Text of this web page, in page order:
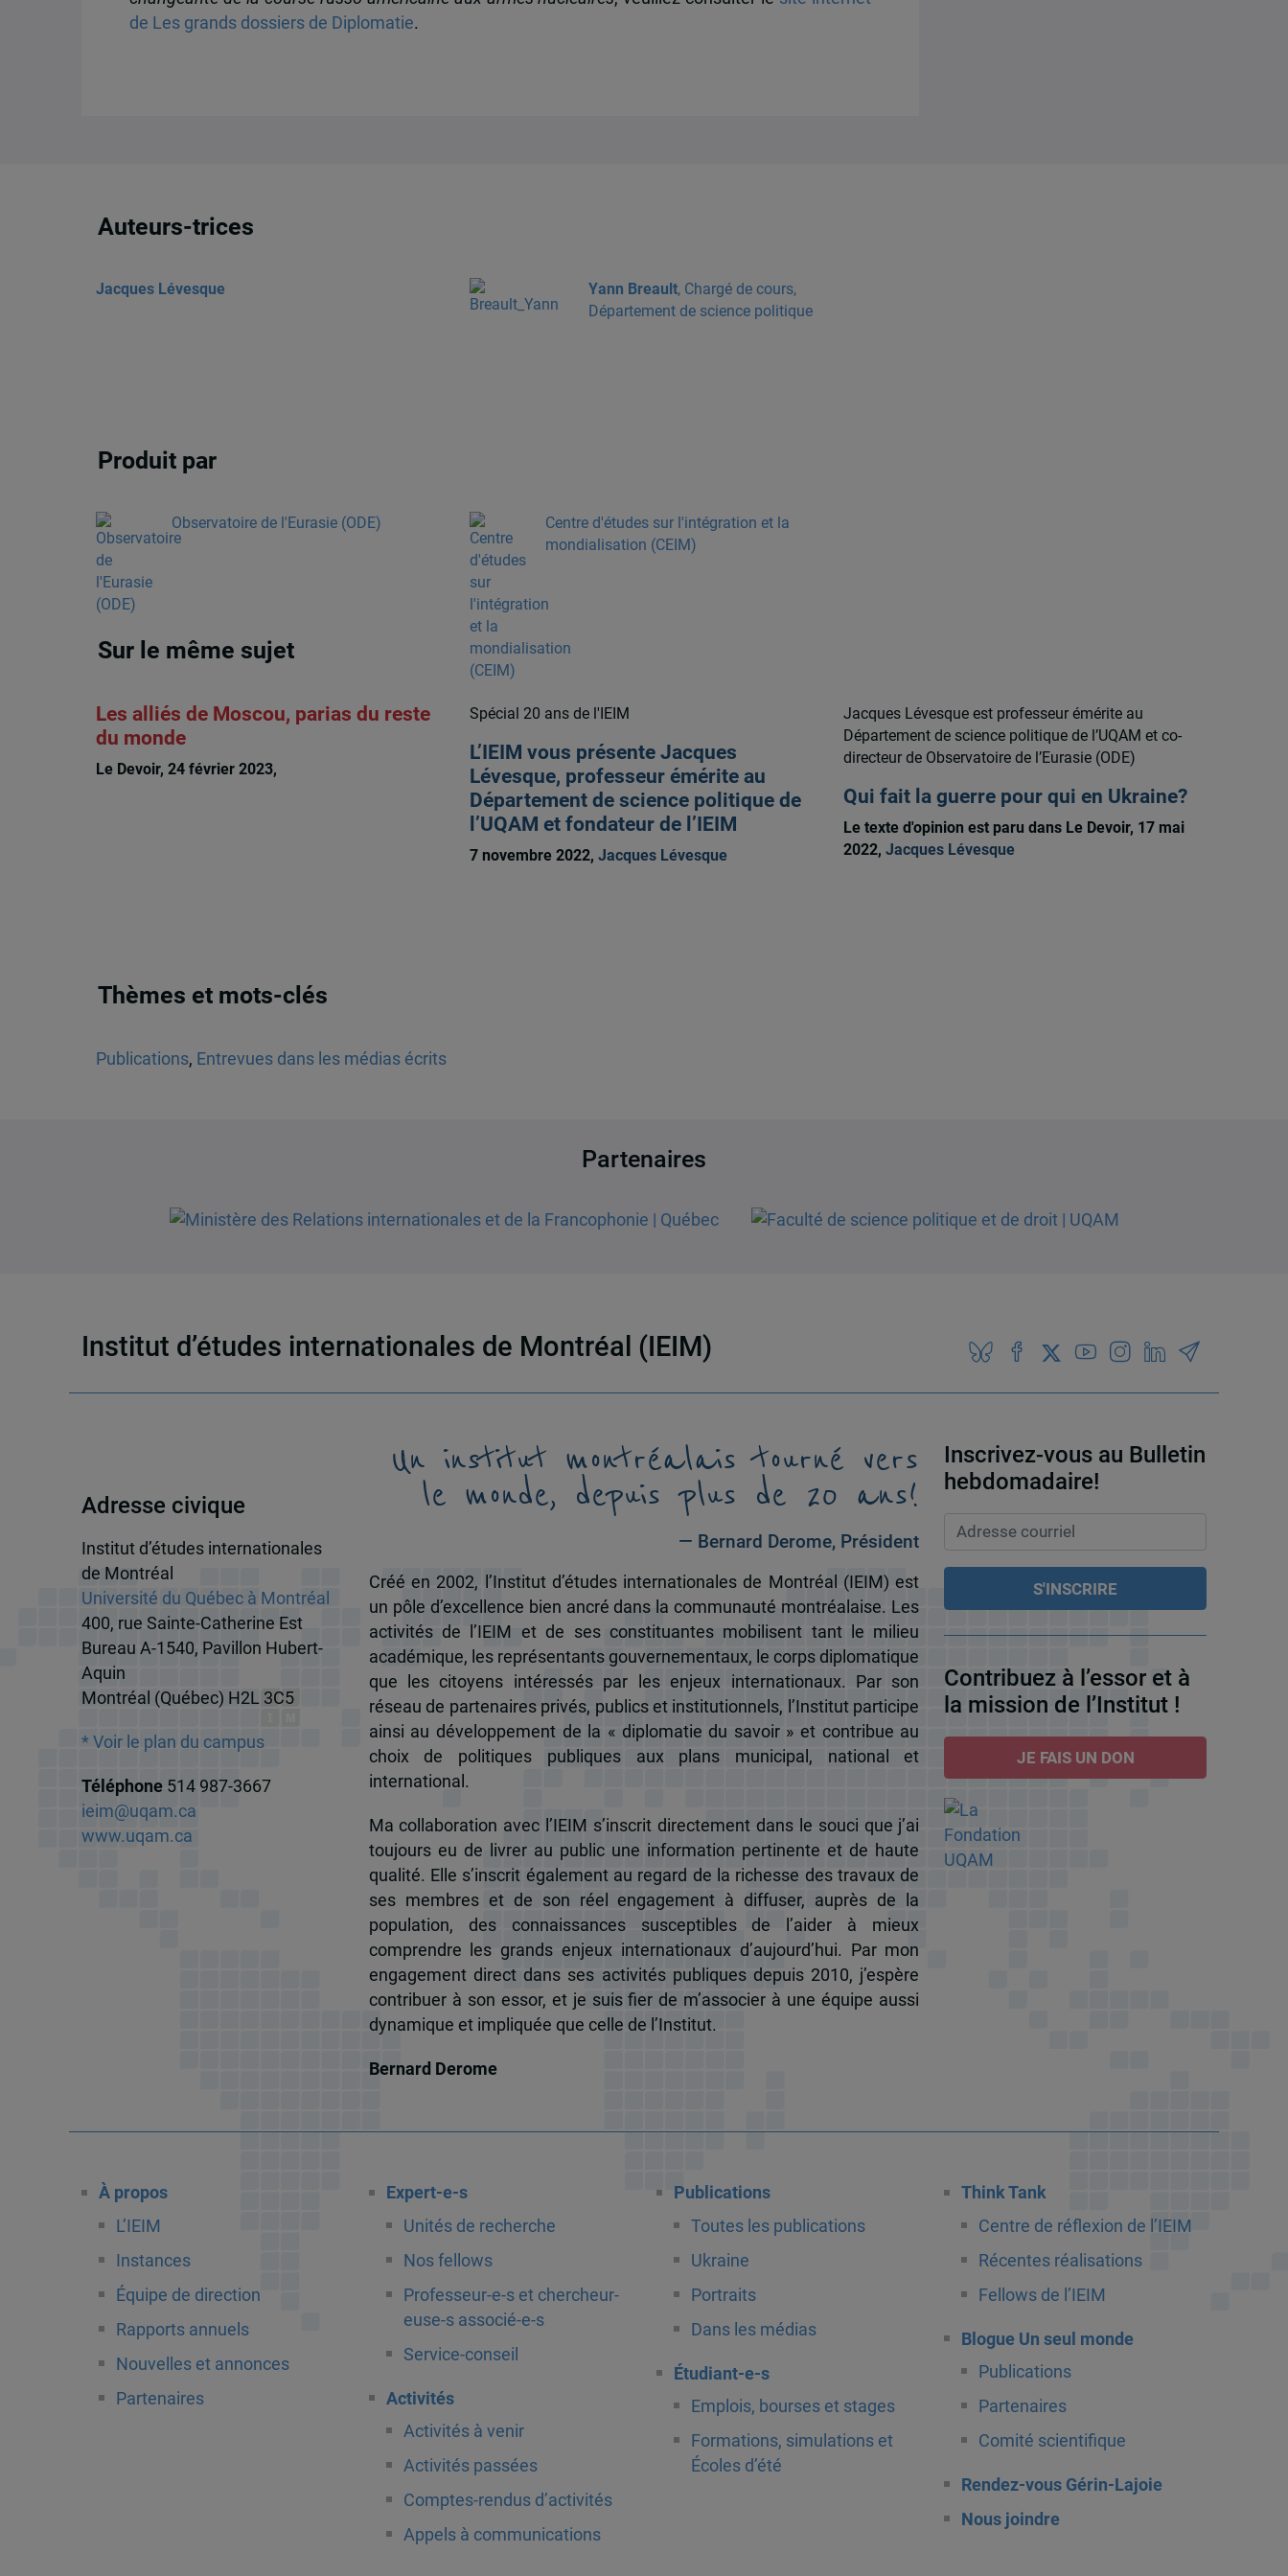
de Les grands dossiers de Diplomatie.
Auteurs-trices
Jacques Lévesque Yann Breault, Chargé de cours,
Département de science politique
Produit par
Observatoire de l'Eurasie (ODE)
Centre d'études sur l'intégration et la
mondialisation (CEIM)
Sur le même sujet
Les alliés de Moscou, parias du reste
du monde
Le Devoir, 24 février 2023,
Spécial 20 ans de l'IEIM
L’IEIM vous présente Jacques
Lévesque, professeur émérite au
Département de science politique de
l’UQAM et fondateur de l’IEIM
7 novembre 2022, Jacques Lévesque
Jacques Lévesque est professeur émérite au
Département de science politique de l’UQAM et co-
directeur de Observatoire de l’Eurasie (ODE)
Qui fait la guerre pour qui en Ukraine?
Le texte d'opinion est paru dans Le Devoir, 17 mai
2022, Jacques Lévesque
Thèmes et mots-clés
Publications, Entrevues dans les médias écrits
Partenaires
Institut d’études internationales de Montréal (IEIM)
Adresse civique
Institut d’études internationales
de Montréal
Université du Québec à Montréal
400, rue Sainte-Catherine Est
Bureau A-1540, Pavillon Hubert-
Aquin
Montréal (Québec) H2L 3C5
* Voir le plan du campus
Téléphone 514 987-3667
ieim@uqam.ca
www.uqam.ca
Un institut montréalais tourné vers
le monde, depuis plus de 20 ans!
— Bernard Derome, Président
Créé en 2002, l’Institut d’études internationales de Montréal (IEIM) est
un pôle d’excellence bien ancré dans la communauté montréalaise. Les
activités de l’IEIM et de ses constituantes mobilisent tant le milieu
académique, les représentants gouvernementaux, le corps diplomatique
que les citoyens intéressés par les enjeux internationaux. Par son
réseau de partenaires privés, publics et institutionnels, l’Institut participe
ainsi au développement de la « diplomatie du savoir » et contribue au
choix de politiques publiques aux plans municipal, national et
international.
Ma collaboration avec l’IEIM s’inscrit directement dans le souci que j’ai
toujours eu de livrer au public une information pertinente et de haute
qualité. Elle s’inscrit également au regard de la richesse des travaux de
ses membres et de son réel engagement à diffuser, auprès de la
population, des connaissances susceptibles de l’aider à mieux
comprendre les grands enjeux internationaux d’aujourd’hui. Par mon
engagement direct dans ses activités publiques depuis 2010, j’espère
contribuer à son essor, et je suis fier de m’associer à une équipe aussi
dynamique et impliquée que celle de l’Institut.
Bernard Derome
Inscrivez-vous au Bulletin
hebdomadaire!
Contribuez à l’essor et à
la mission de l’Institut !
JE FAIS UN DON
À propos
L’IEIM
Instances
Équipe de direction
Rapports annuels
Nouvelles et annonces
Partenaires
Expert-e-s
Unités de recherche
Nos fellows
Professeur-e-s et chercheur-
euse-s associé-e-s
Service-conseil
Activités
Activités à venir
Activités passées
Comptes-rendus d’activités
Appels à communications
Publications
Toutes les publications
Ukraine
Portraits
Dans les médias
Étudiant-e-s
Emplois, bourses et stages
Formations, simulations et
Écoles d’été
Think Tank
Centre de réflexion de l’IEIM
Récentes réalisations
Fellows de l’IEIM
Blogue Un seul monde
Publications
Partenaires
Comité scientifique
Rendez-vous Gérin-Lajoie
Nous joindre